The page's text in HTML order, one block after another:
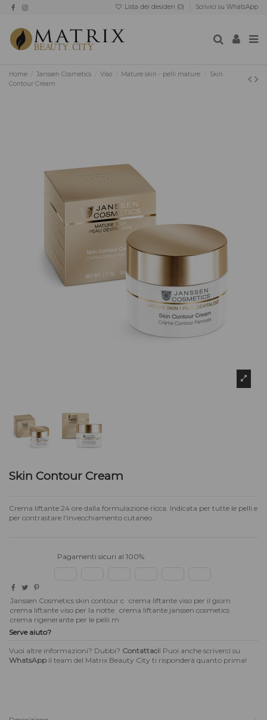
Lista dei desideri (0) Scrivici su WhatsApp
Home Janssen Cosmetics Viso Mature skin - pelli mature
Skin
Contour Cream
Skin Contour Cream
Crema liftante 24 ore dalla formulazione ricca. Indicata per tutte le pelli e
per contrastare l'invecchiamento cutaneo
Pagamenti sicuri al 100%
Janssen Cosmetics skin contour c crema liftante viso per il giorn
crema liftante viso per la notte crema liftante janssen cosmetics
crema rigenerante per le pelli m
Serve aiuto?
Vuoi altre informazioni? Dubbi? Contattaci! Puoi anche scriverci su
WhatsAppil team del Matrix Beauty City ti risponderà quanto prima!